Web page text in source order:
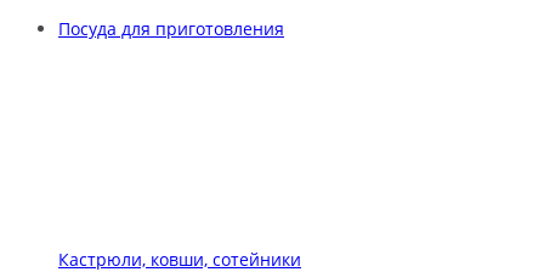
Посуда для приготовления
Кастрюли, ковши, сотейники